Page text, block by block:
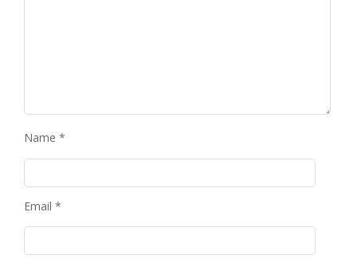
Name *
Email *